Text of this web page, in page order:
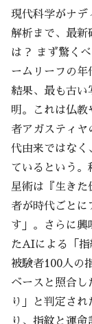
現代科学がナ
解析まで、最新
は？ まず驚く
ームリーフの年
結果、最も古い
明。これは仏教
者アガスティヤ
代由来ではなく
ているという。
星術は『生きた
者が時代ごとに
す」。さらに
たAIによる「指
被験者100人の
ベースと照合し
り」と判定さ
り、指紋と運命